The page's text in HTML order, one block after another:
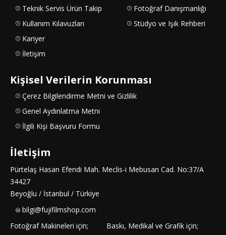
Teknik Servis Ürün Takip
Kullanım Kılavuzları
Kariyer
İletişim
Fotoğraf Danışmanlığı
Stüdyo ve Işık Rehberi
Kişisel Verilerin Korunması
Çerez Bilgilendirme Metni ve Gizlilik
Genel Aydınlatma Metni
İlgili Kişi Başvuru Formu
İletişim
Pürtelaş Hasan Efendi Mah. Meclis-i Mebusan Cad. No:37/A
34427
Beyoğlu / İstanbul / Türkiye
bilgi@fujifilmshop.com
Fotoğraf Makineleri için;
Baskı, Medikal ve Grafik için;